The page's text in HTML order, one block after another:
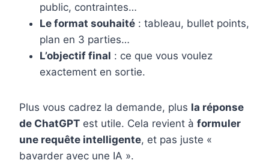
public, contraintes…
Le format souhaité : tableau, bullet points,
plan en 3 parties…
L’objectif final : ce que vous voulez
exactement en sortie.
Plus vous cadrez la demande, plus la réponse
de ChatGPT est utile. Cela revient à formuler
une requête intelligente, et pas juste «
bavarder avec une IA ».